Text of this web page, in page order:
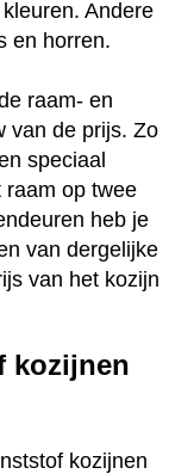
Andere
en horren.
raam- en
van de prijs. Zo
speciaal
raam op twee
heb je
van dergelijke
van het kozijn
kozijnen
kozijnen